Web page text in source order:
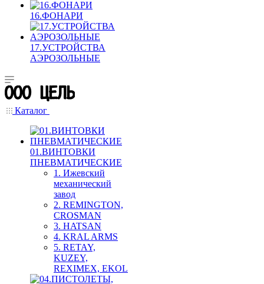
16.ФОНАРИ
17.УСТРОЙСТВА
АЭРОЗОЛЬНЫЕ
Каталог
01.ВИНТОВКИ
ПНЕВМАТИЧЕСКИЕ
1. Ижевский
механический
завод
2. REMINGTON,
CROSMAN
3. HATSAN
4. KRAL ARMS
5. RETAY,
KUZEY,
REXIMEX, EKOL